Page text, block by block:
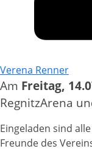
Verena Renner
Am Freitag,
RegnitzArena
Eingeladen sind
Freunde des